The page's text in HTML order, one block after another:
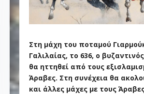
Στη μάχη του ποταμού
Γαλιλαίας, το 636, ο
θα ηττηθεί από τους
Άραβες. Στη συνέχεια θα
και άλλες μάχες με τους